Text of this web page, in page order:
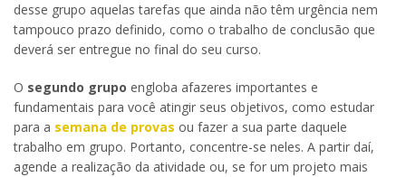
desse grupo aquelas tarefas que ainda não têm urgência nem
tampouco prazo definido, como o trabalho de conclusão que
deverá ser entregue no final do seu curso.
O segundo grupo engloba afazeres importantes e
fundamentais para você atingir seus objetivos, como estudar
para a semana de provas ou fazer a sua parte daquele
trabalho em grupo. Portanto, concentre-se neles. A partir daí,
agende a realização da atividade ou, se for um projeto mais